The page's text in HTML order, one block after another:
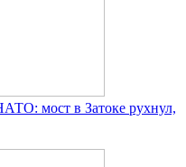
мост в Затоке рухнул,